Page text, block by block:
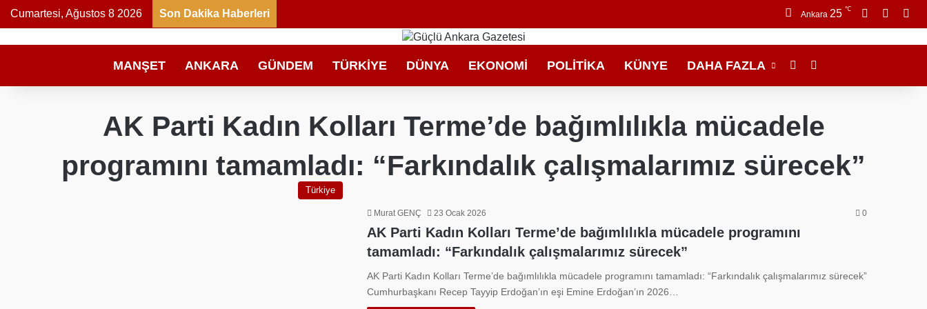
Cumartesi, Ağustos 8 2026 Son Dakika Haberleri Ankara 25 ℃ Facebook
MANŞET ANKARA GÜNDEM TÜRKIYE DÜNYA EKONOMI POLITIKA KÜNYE DAHA FAZLA Dış görünümü değiştir
AK Parti Kadın Kolları Terme’de bağımlılıkla mücadele
programını tamamladı: “Farkındalık çalışmalarımız sürecek”
Türkiye
Murat GENÇ 23 Ocak 2026 0
AK Parti Kadın Kolları Terme’de bağımlılıkla mücadele programını
tamamladı: “Farkındalık çalışmalarımız sürecek”
AK Parti Kadın Kolları Terme’de bağımlılıkla mücadele programını tamamladı: “Farkındalık çalışmalarımız sürecek”
Cumhurbaşkanı Recep Tayyip Erdoğan’ın eşi Emine Erdoğan’ın 2026…